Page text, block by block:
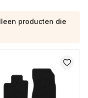
producten die